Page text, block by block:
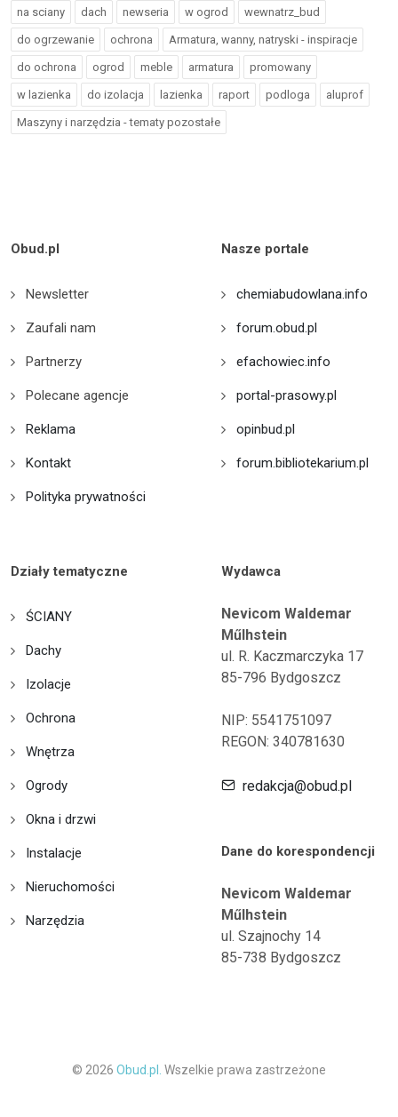
na sciany dach newseria w ogrod wewnatrz_bud
do ogrzewanie ochrona Armatura, wanny, natryski - inspiracje
do ochrona ogrod meble armatura promowany
w lazienka do izolacja lazienka raport podloga aluprof
Maszyny i narzędzia - tematy pozostałe
Obud.pl
Newsletter
Zaufali nam
Partnerzy
Polecane agencje
Reklama
Kontakt
Polityka prywatności
Nasze portale
chemiabudowlana.info
forum.obud.pl
efachowiec.info
portal-prasowy.pl
opinbud.pl
forum.bibliotekarium.pl
Działy tematyczne
ŚCIANY
Dachy
Izolacje
Ochrona
Wnętrza
Ogrody
Okna i drzwi
Instalacje
Nieruchomości
Narzędzia
Wydawca
Nevicom Waldemar
Műlhstein
ul. R. Kaczmarczyka 17
85-796 Bydgoszcz
NIP: 5541751097
REGON: 340781630
redakcja@obud.pl
Dane do korespondencji
Nevicom Waldemar
Műlhstein
ul. Szajnochy 14
85-738 Bydgoszcz
© 2026 Obud.pl. Wszelkie prawa zastrzeżone